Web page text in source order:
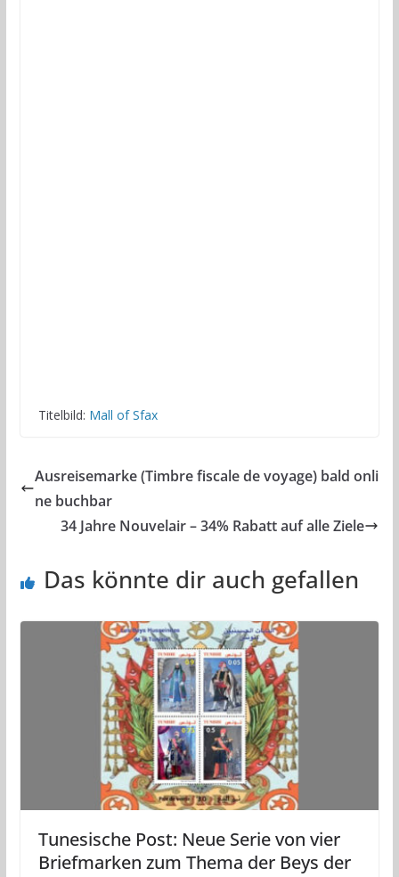
Titelbild: Mall of Sfax
Ausreisemarke (Timbre fiscale de voyage) bald onli
ne buchbar
34 Jahre Nouvelair – 34% Rabatt auf alle Ziele
Das könnte dir auch gefallen
Tunesische Post: Neue Serie von vier
Briefmarken zum Thema der Beys der